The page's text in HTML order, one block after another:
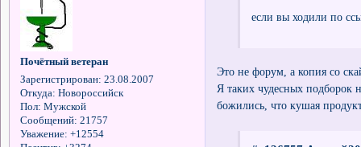
Почётный ветеран
Зарегистрирован: 23.08.2007
Откуда: Новороссийск
Пол: Мужской
Сообщений: 21757
Уважение: +12554
если вы ходили по
Это не форум, а копия со
Я таких чудесных подборок
божились, что кушая